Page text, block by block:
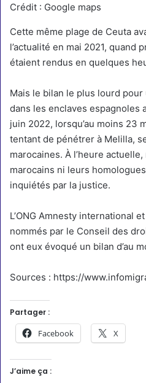
Crédit : Google maps
Cette même plage de Ceuta
l’actualité en mai 2021, quand
étaient rendus en quelques
Mais le bilan le plus lourd
dans les enclaves espagnoles
juin 2022, lorsqu’au moins 23
tentant de pénétrer à Melilla,
marocaines. À l’heure
marocains ni leurs
inquiétés par la justice.
L’ONG Amnesty international
nommés par le Conseil des
ont eux évoqué un bilan d’au
Sources : https://
Partager :
Facebook X
J’aime ça :